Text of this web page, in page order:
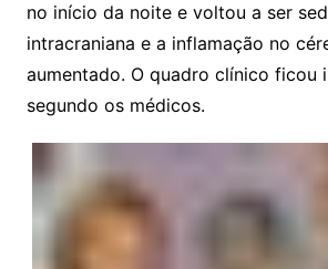
no início da noite e voltou a ser
intracraniana e a inflamação no
aumentado. O quadro clínico ficou
segundo os médicos.